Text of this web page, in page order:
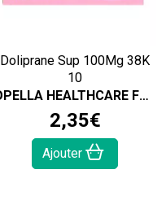
Doliprane Sup 100Mg 38K
10
OPELLA HEALTHCARE FRANCE SAS
2,35€
Ajouter